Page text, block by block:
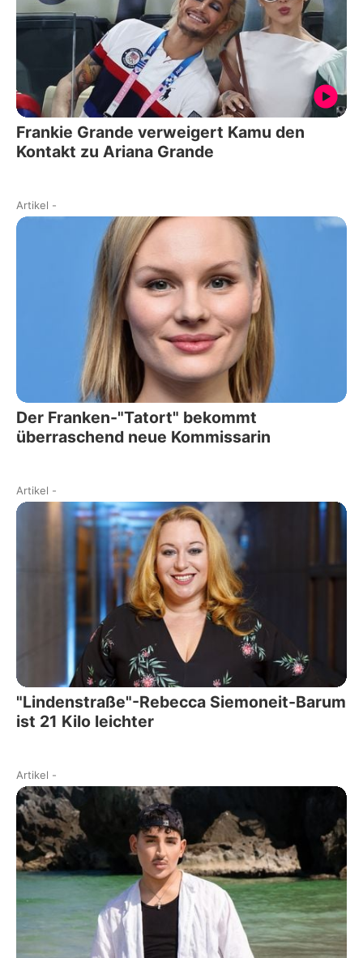
Frankie Grande verweigert Kamu den
Kontakt zu Ariana Grande
Artikel -
Der Franken-"Tatort" bekommt
überraschend neue Kommissarin
Artikel -
"Lindenstraße"-Rebecca Siemoneit-Barum
ist 21 Kilo leichter
Artikel -